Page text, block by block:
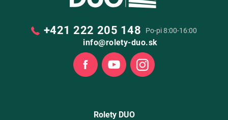
+421 222 205 148 Po-pi 8:00-16:00
info@rolety-duo.sk
Facebook Youtube
Rolety DUO